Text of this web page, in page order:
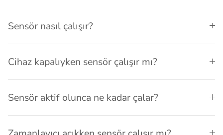
Sensör nasıl çalışır?
Cihaz kapalıyken sensör çalışır mı?
Sensör aktif olunca ne kadar çalar?